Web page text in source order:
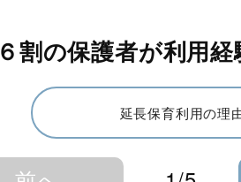
６割の保護者が利用経
延長保育利用の